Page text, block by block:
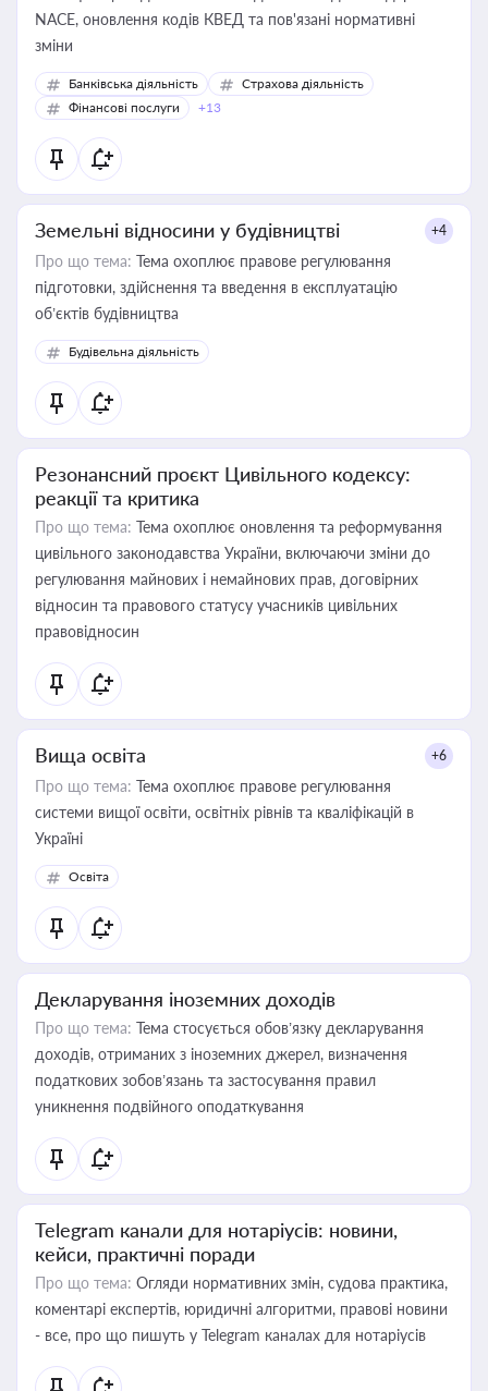
NACE, оновлення кодів КВЕД та пов'язані нормативні
зміни
Банківська діяльність
Страхова діяльність
Фінансові послуги
+13
Земельні відносини у будівництві +4
Про що тема: Тема охоплює правове регулювання
підготовки, здійснення та введення в експлуатацію
об’єктів будівництва
Будівельна діяльність
Резонансний проєкт Цивільного кодексу:
реакції та критика
Про що тема: Тема охоплює оновлення та реформування
цивільного законодавства України, включаючи зміни до
регулювання майнових і немайнових прав, договірних
відносин та правового статусу учасників цивільних
правовідносин
Вища освіта +6
Про що тема: Тема охоплює правове регулювання
системи вищої освіти, освітніх рівнів та кваліфікацій в
Україні
Освіта
Декларування іноземних доходів
Про що тема: Тема стосується обов’язку декларування
доходів, отриманих з іноземних джерел, визначення
податкових зобов’язань та застосування правил
уникнення подвійного оподаткування
Telegram канали для нотаріусів: новини,
кейси, практичні поради
Про що тема: Огляди нормативних змін, судова практика,
коментарі експертів, юридичні алгоритми, правові новини
- все, про що пишуть у Telegram каналах для нотаріусів